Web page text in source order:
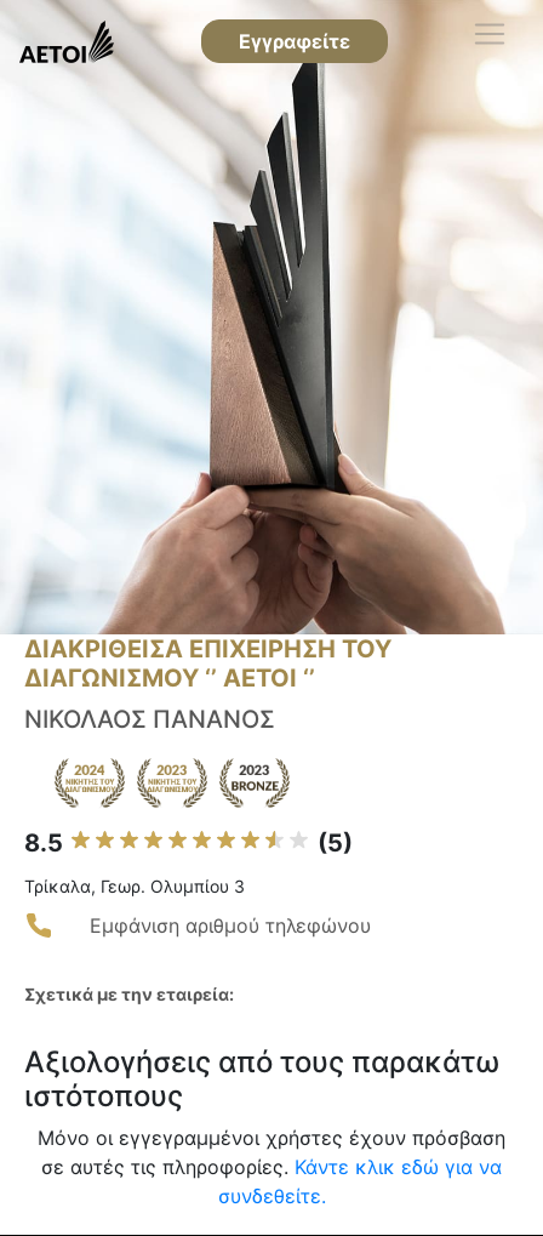
Εγγραφείτε
ΔΙΑΚΡΙΘΕΙΣΑ ΕΠΙΧΕΙΡΗΣΗ ΤΟΥ
ΔΙΑΓΩΝΙΣΜΟΥ ‘’ ΑΕΤΟΙ ‘’
ΝΙΚΟΛΑΟΣ ΠΑΝΑΝΟΣ
8.5 (5)
Τρίκαλα, Γεωρ. Ολυμπίου 3
Εμφάνιση αριθμού τηλεφώνου
Σχετικά με την εταιρεία:
Αξιολογήσεις από τους παρακάτω
ιστότοπους
Μόνο οι εγγεγραμμένοι χρήστες έχουν πρόσβαση
σε αυτές τις πληροφορίες. Κάντε κλικ εδώ για να
συνδεθείτε.